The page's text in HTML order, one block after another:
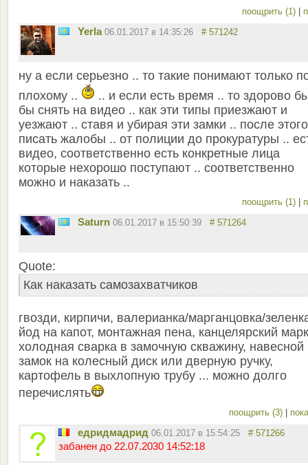
поощрить (1)
Yerla 06.01.2017 в 14:35:26 # 571242
ну а если серьезно .. то такие понимают только
плохому ..
.. и если есть время .. то здорово
бы снять на видео .. как эти типы приезжают и
уезжают .. ставя и убирая эти замки .. после этого
писать жалобы .. от полиции до прокуратуры ..
видео, соответственно есть конкретные лица
которые нехорошо поступают .. соответственно
можно и наказать ..
поощрить (1)
Saturn 06.01.2017 в 15:50:39 # 571264
Quote:
Как наказать самозахватчиков
гвозди, кирпичи, валерианка/марганцовка/
йод на капот, монтажная пена, канцелярский
холодная сварка в замочную скважину, навесной
замок на колесный диск или дверную ручку,
картофель в выхлопную трубу ... можно долго
перечислять
поощрить (3)
едридмадрид 06.01.2017 в 15:54:25 # 571266
забанен до 22.07.2030 14:52:18